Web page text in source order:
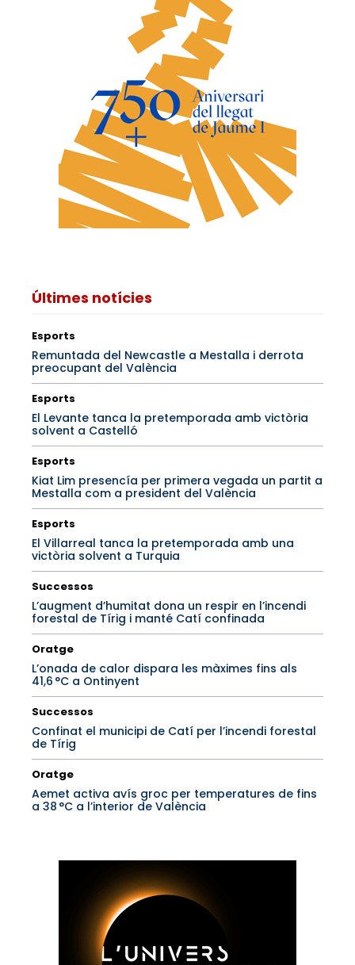
Últimes notícies
Esports
Remuntada del Newcastle a Mestalla i derrota
preocupant del València
Esports
El Levante tanca la pretemporada amb victòria
solvent a Castelló
Esports
Kiat Lim presencía per primera vegada un partit a
Mestalla com a president del València
Esports
El Villarreal tanca la pretemporada amb una
victòria solvent a Turquia
Successos
L’augment d’humitat dona un respir en l’incendi
forestal de Tírig i manté Catí confinada
Oratge
L’onada de calor dispara les màximes fins als
41,6 °C a Ontinyent
Successos
Confinat el municipi de Catí per l’incendi forestal
de Tírig
Oratge
Aemet activa avís groc per temperatures de fins
a 38 °C a l’interior de València